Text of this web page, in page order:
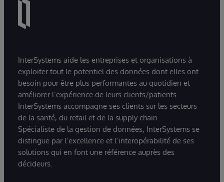
InterSystems aide les entreprises et organisations à
exploiter tout le potentiel des données dont elles ont
besoin pour être plus performantes au quotidien et
améliorer l’expérience de leurs clients/patients.
InterSystems accompagne ses clients sur les secteurs
de la santé, du retail et de la supply chain.
Spécialiste de la gestion de données, InterSystems se
distingue par l’excellence et l’interopérabilité de ses
solutions qui en font une référence auprès des
décideurs.